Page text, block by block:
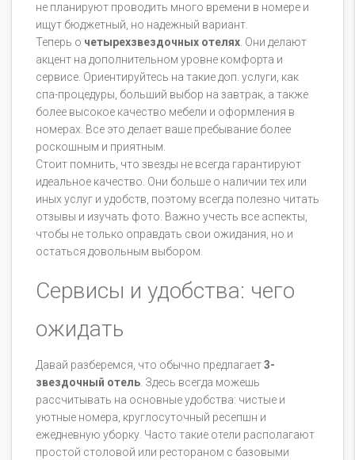
не планируют проводить много времени в номере и
ищут бюджетный, но надежный вариант.
Теперь о четырехзвездочных отелях. Они делают
акцент на дополнительном уровне комфорта и
сервисе. Ориентируйтесь на такие доп. услуги, как
спа-процедуры, больший выбор на завтрак, а также
более высокое качество мебели и оформления в
номерах. Все это делает ваше пребывание более
роскошным и приятным.
Стоит помнить, что звезды не всегда гарантируют
идеальное качество. Они больше о наличии тех или
иных услуг и удобств, поэтому всегда полезно читать
отзывы и изучать фото. Важно учесть все аспекты,
чтобы не только оправдать свои ожидания, но и
остаться довольным выбором.
Сервисы и удобства: чего
ожидать
Давай разберемся, что обычно предлагает3-
звездочный отель. Здесь всегда можешь
рассчитывать на основные удобства: чистые и
уютные номера, круглосуточный ресепшн и
ежедневную уборку. Часто такие отели располагают
простой столовой или рестораном с базовыми